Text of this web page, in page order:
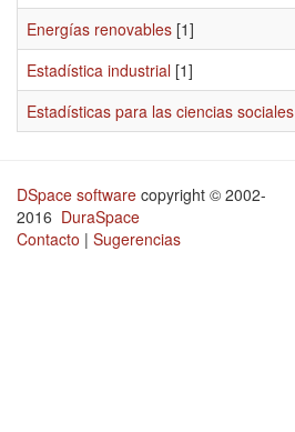
Energías renovables [1]
Estadística industrial [1]
Estadísticas para las ciencias sociales
DSpace software copyright © 2002-
2016 DuraSpace
Contacto | Sugerencias